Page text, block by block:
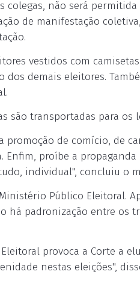
colegas, não será
de manifestação
vestidos com
dos demais eleitores.
são transportadas para os
promoção de comício, de
Enfim, proíbe a
individual", concluiu o
Público Eleitoral.
há padronização entre
provoca a Corte a
nestas eleições",